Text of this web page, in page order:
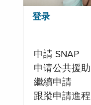
登录
申請 SNAP
申请公共援助
繼續申請
跟蹤申請進程